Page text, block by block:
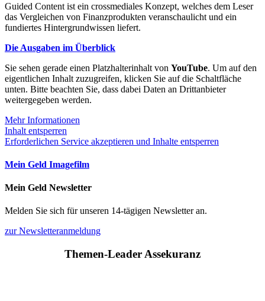
Guided Content ist ein crossmediales Konzept, welches dem Leser
das Vergleichen von Finanzprodukten veranschaulicht und ein
fundiertes Hintergrundwissen liefert.
Die Ausgaben im Überblick
Sie sehen gerade einen Platzhalterinhalt von YouTube. Um auf den
eigentlichen Inhalt zuzugreifen, klicken Sie auf die Schaltfläche
unten. Bitte beachten Sie, dass dabei Daten an Drittanbieter
weitergegeben werden.
Mehr Informationen
Inhalt entsperren
Erforderlichen Service akzeptieren und Inhalte entsperren
Mein Geld Imagefilm
Mein Geld Newsletter
Melden Sie sich für unseren 14-tägigen Newsletter an.
zur Newsletteranmeldung
Themen-Leader Assekuranz